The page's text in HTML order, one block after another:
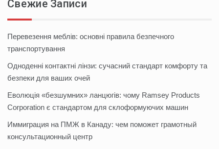
Свежие Записи
Перевезення меблів: основні правила безпечного
транспортування
Одноденні контактні лінзи: сучасний стандарт комфорту та
безпеки для ваших очей
Еволюція «безшумних» ланцюгів: чому Ramsey Products
Corporation є стандартом для склоформуючих машин
Иммиграция на ПМЖ в Канаду: чем поможет грамотный
консультационный центр